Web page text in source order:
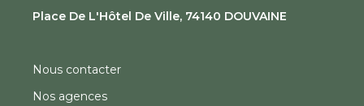
Place De L'Hôtel De Ville, 74140 DOUVAINE
Nous contacter
Nos agences